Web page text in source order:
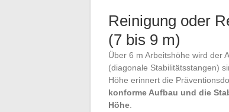
Reinigung oder
(7 bis 9 m)
Über 6 m Arbeitshöhe wird der
(diagonale Stabilitätsstangen)
Höhe erinnert die
konforme Aufbau und die
Höhe